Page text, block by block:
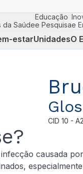
da Saúde
Educação
e Pesquisae
estarUnidadesO
CID 10 -
causada